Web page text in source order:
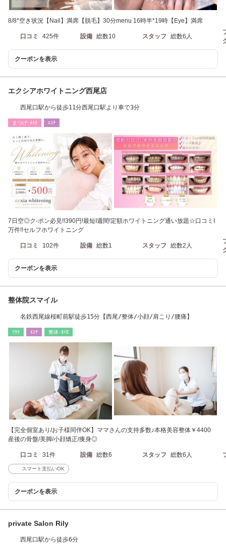
8/8*空き状況【Nail】満席【脱毛】30分menu 16時半*19時【Eye】満席
口コミ 425件 設備 総数10 スタッフ 総数6人
クーポンを表示
エクシアホワイトニング西尾店
西尾口駅から徒歩11分西尾口駅より車で3分
まつげ･ﾒｲｸ ｴｽﾃ
7日空◎ク-ポン必見!!390円!最短I週間!定額ホワイトニング通い放題☆口コミI
万件!!セルフホワイトニング
口コミ 102件 設備 総数1 スタッフ 総数2人
クーポンを表示
整体院スマイル
名鉄西尾線桜町前駅徒歩15分【西尾/整体/小顔/肩こり/腰痛】
ﾘﾗｸ ｴｽﾃ 整体･ｶｲﾛ
【完全個室あり/お子様同伴OK】ママさんの支持多数♪本格美容整体￥4400
産後の骨盤/美脚/小顔矯正/痩身◎
口コミ 31件 設備 総数6 スタッフ 総数6人
スマート支払いOK
クーポンを表示
private Salon Rily
西尾口駅から徒歩6分